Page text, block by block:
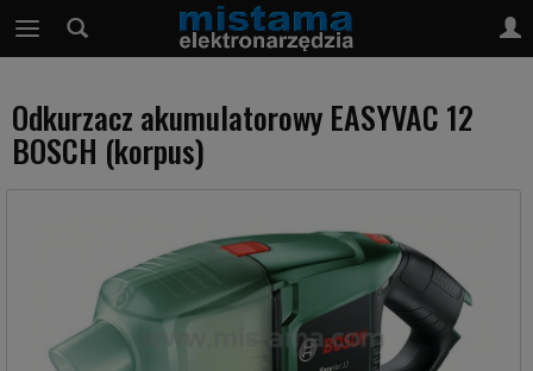
Odkurzacz akumulatorowy EASYVAC 12
BOSCH (korpus)